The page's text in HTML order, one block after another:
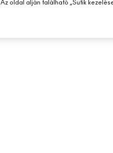
Az oldal alján található „Sütik